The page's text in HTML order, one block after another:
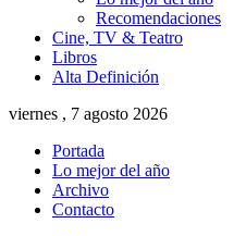
Recomendaciones
Cine, TV & Teatro
Libros
Alta Definición
viernes , 7 agosto 2026
Portada
Lo mejor del año
Archivo
Contacto